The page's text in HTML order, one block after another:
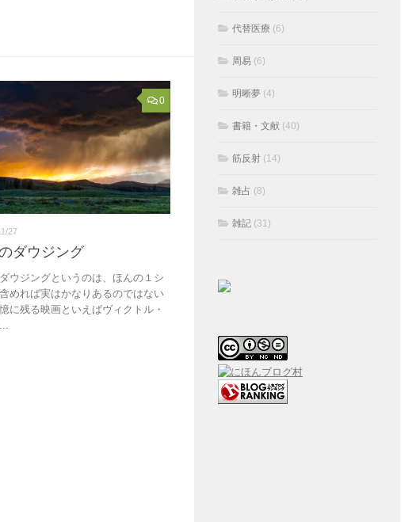
0
27
ダウジング
ウジングというのは、ほんの１シ
めれば実はかなりあるのではない
に残る映画といえばヴィクトル・
代替医療 (6)
周易 (6)
明晰夢 (4)
書籍・文献 (40)
筋反射 (14)
雑占 (8)
雑記 (31)